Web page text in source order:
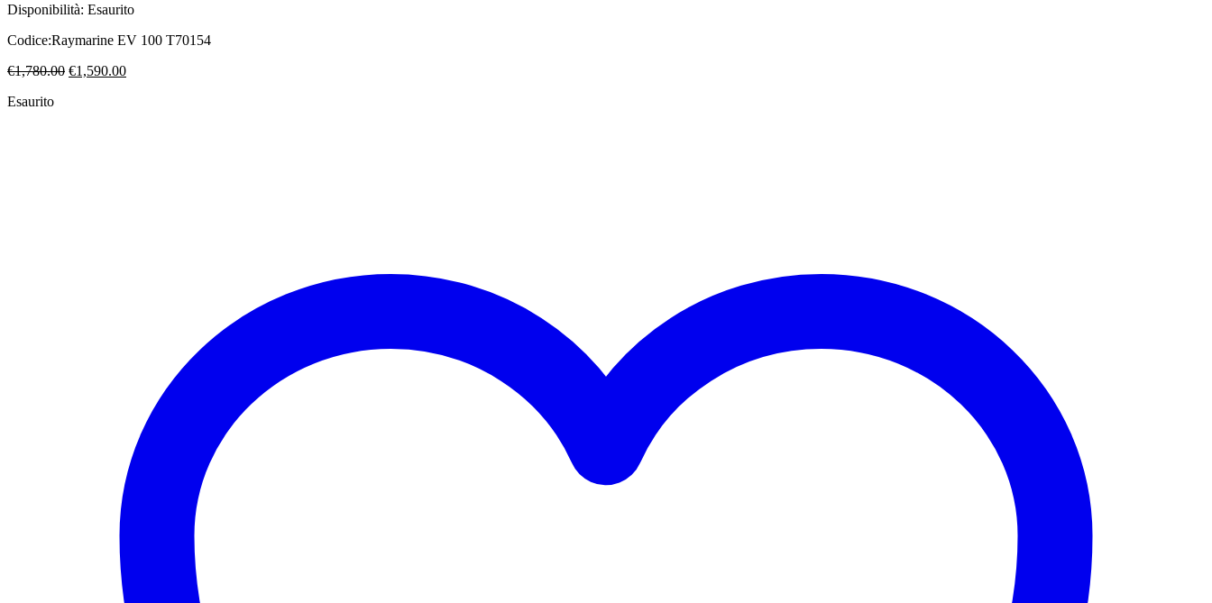
Disponibilità: Esaurito
Codice:Raymarine EV 100 T70154
€1,780.00 Il
€1,590.00Il
Esaurito